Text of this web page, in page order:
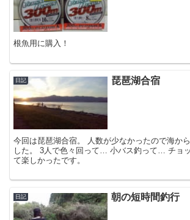
根魚用に購入！
日記 琵琶湖合宿
今回は琵琶湖合宿。 人数が少なかったので海か
した。 3人で色々回って… 小バス釣って… チョ
て楽しかったです。
日記 朝の短時間釣行